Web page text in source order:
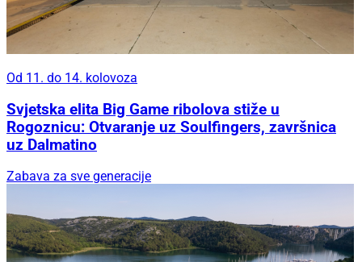
Od 11. do 14. kolovoza
Svjetska elita Big Game ribolova stiže u
Rogoznicu: Otvaranje uz Soulfingers, završnica
uz Dalmatino
Zabava za sve generacije